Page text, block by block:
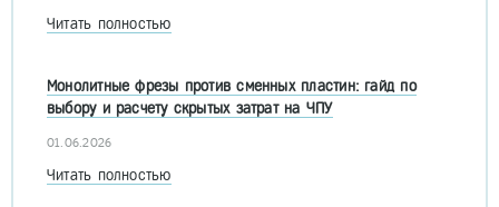
Читать полностью
Монолитные фрезы против сменных пластин: гайд по
выбору и расчету скрытых затрат на ЧПУ
01.06.2026
Читать полностью